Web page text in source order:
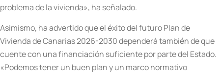
problema de la vivienda», ha señalado.
Asimismo, ha advertido que el éxito del futuro Plan de
Vivienda de Canarias 2026-2030 dependerá también de que
cuente con una financiación suficiente por parte del Estado.
«Podemos tener un buen plan y un marco normativo